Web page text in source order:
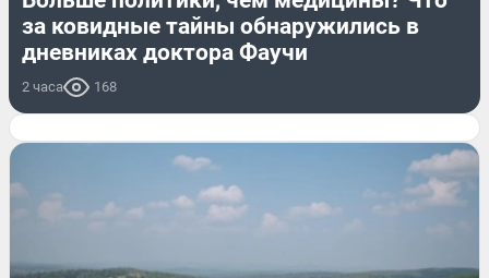
за ковидные тайны обнаружились в
дневниках доктора Фаучи
2 часа 168